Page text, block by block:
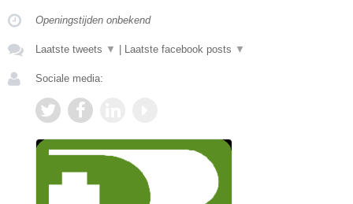
Openingstijden onbekend
Laatste tweets ▼ | Laatste facebook posts ▼
Sociale media: